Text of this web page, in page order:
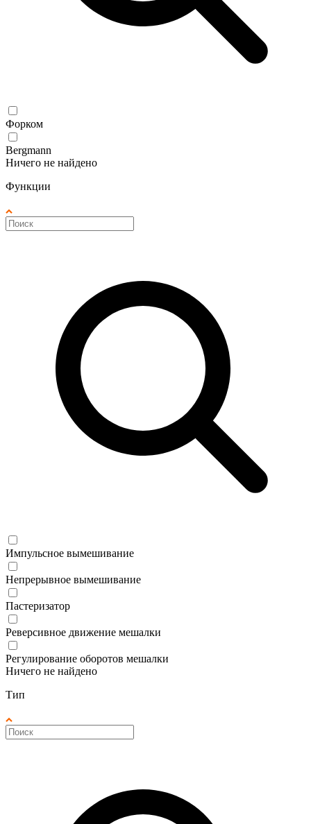
Форком
Bergmann
Ничего не найдено
Функции
Импульсное вымешивание
Непрерывное вымешивание
Пастеризатор
Реверсивное движение мешалки
Регулирование оборотов мешалки
Ничего не найдено
Тип